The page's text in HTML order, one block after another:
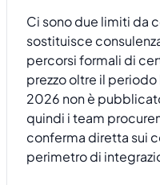
Ci sono due limiti da
sostituisce
percorsi formali di
prezzo oltre il
2026 non è
quindi i team
conferma diretta sui
perimetro di